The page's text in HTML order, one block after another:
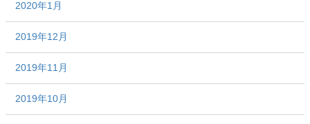
2020年1月
2019年12月
2019年11月
2019年10月